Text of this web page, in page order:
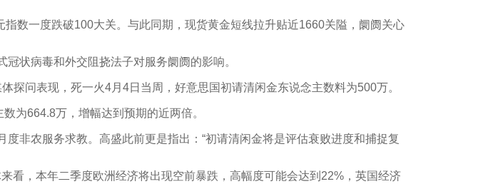
数一度跌破100大关。与此同期，现货黄金短线拉升贴近1660关隘，阛阓关心
状病毒和外交阻挠法子对服务阛阓的影响。
问表现，死一火4月4日当周，好意思国初请清闲金东说念主数料为500万。
为664.8万，增幅达到预期的近两倍。
非农服务求教。高盛此前更是指出：“初请清闲金将是评估衰败进度和捕捉复
看，本年二季度欧洲经济将出现空前暴跌，高幅度可能会达到22%，英国经济